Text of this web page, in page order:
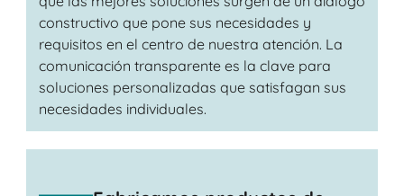
constructivo que pone sus necesidades y
requisitos en el centro de nuestra atención. La
comunicación transparente es la clave para
soluciones personalizadas que satisfagan sus
necesidades individuales.